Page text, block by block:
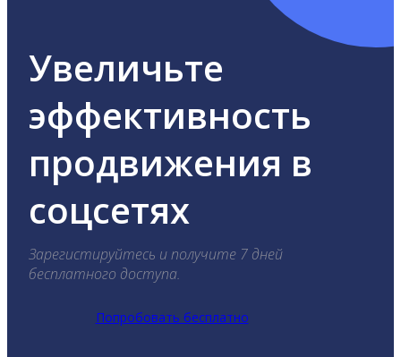
Увеличьте
эффективность
продвижения в
соцсетях
Зарегистируйтесь и получите 7 дней
бесплатного доступа.
Попробовать бесплатно